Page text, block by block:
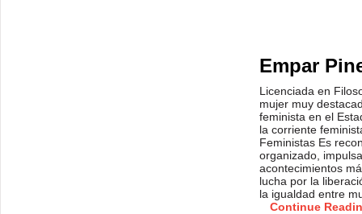
Empar
Licenciada en
mujer muy
feminista en el
la corriente
Feministas Es
organizado,
acontecimientos
lucha por la
la igualdad entre
Continue